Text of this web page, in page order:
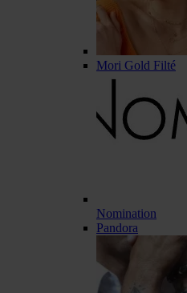
Mori Gold Filté
Nomination
Pandora